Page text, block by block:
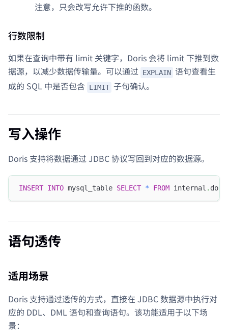
注意，只会改写允许下推的函数。
行数限制
如果在查询中带有 limit 关键字，Doris 会将 limit 下推到数
据源，以减少数据传输量。可以通过 EXPLAIN 语句查看生
成的 SQL 中是否包含 LIMIT 子句确认。
写入操作
Doris 支持将数据通过 JDBC 协议写回到对应的数据源。
INSERT INTO mysql_table SELECT * FROM internal .
语句透传
适用场景
Doris 支持通过透传的方式，直接在 JDBC 数据源中执行对
应的 DDL、DML 语句和查询语句。该功能适用于以下场
景：